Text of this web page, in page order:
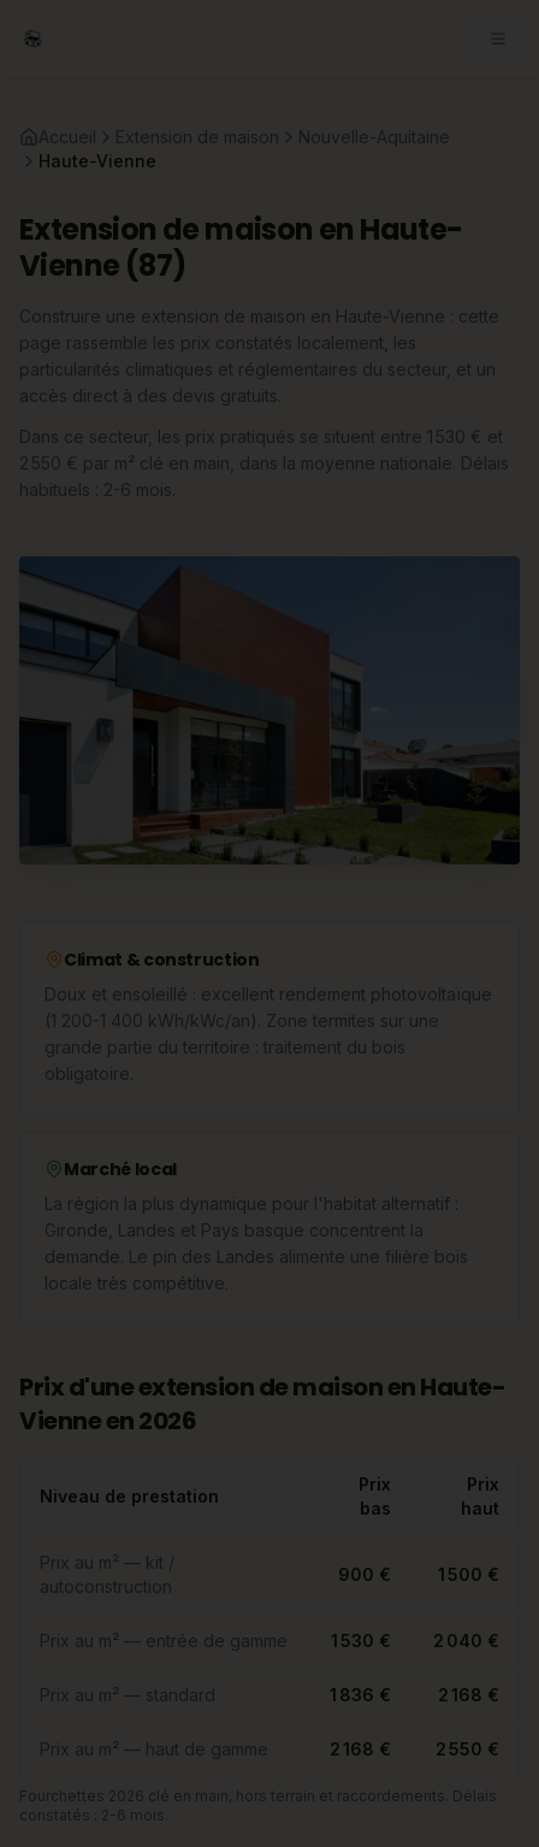
Accueil Extension de maison
Nouvelle-Aquitaine
Haute-Vienne
Extension de maison en Haute-
Vienne (87)
Construire une extension de maison en Haute-Vienne : cette
page rassemble les prix constatés localement, les
particularités climatiques et réglementaires du secteur, et un
accès direct à des devis gratuits.
Dans ce secteur, les prix pratiqués se situent entre 1 530 € et
2 550 € par m² clé en main, dans la moyenne nationale. Délais
habituels : 2-6 mois.
Climat & construction
Doux et ensoleillé : excellent rendement photovoltaïque
(1 200-1 400 kWh/kWc/an). Zone termites sur une
grande partie du territoire : traitement du bois
obligatoire.
Marché local
La région la plus dynamique pour l'habitat alternatif :
Gironde, Landes et Pays basque concentrent la
demande. Le pin des Landes alimente une filière bois
locale très compétitive.
Prix d'une extension de maison en Haute-
Vienne en 2026
Niveau de prestation
Prix
bas
Prix
haut
Prix au m² — kit /
autoconstruction
900 € 1 500 €
Prix au m² — entrée de gamme 1 530 € 2 040 €
Prix au m² — standard 1 836 € 2 168 €
Prix au m² — haut de gamme 2 168 € 2 550 €
Fourchettes 2026 clé en main, hors terrain et raccordements. Délais
constatés : 2-6 mois.